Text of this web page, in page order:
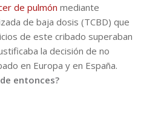
de pulmón mediante
de baja dosis (TCBD) que
de este cribado superaban
la decisión de no
en Europa y en España.
entonces?